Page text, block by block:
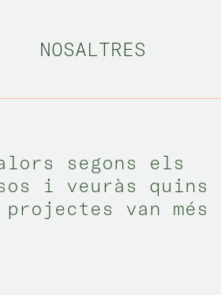
NOSALTRES
segons els
i veuràs quins
van més